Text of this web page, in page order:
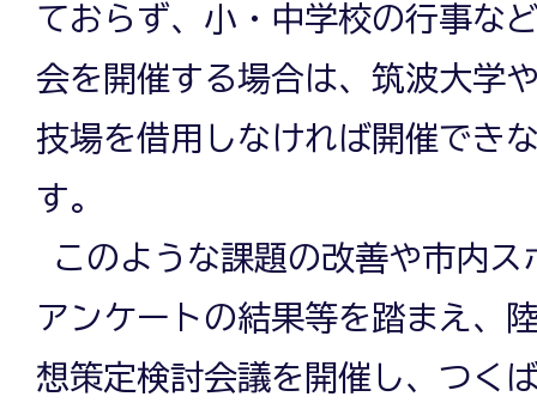
ておらず、小・中学校の行事な
会を開催する場合は、筑波大学
技場を借用しなければ開催でき
す。
このような課題の改善や市内ス
アンケートの結果等を踏まえ、
想策定検討会議を開催し、つく